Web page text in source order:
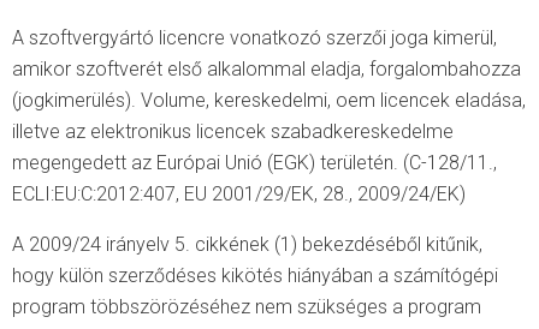
A szoftvergyártó licencre vonatkozó szerzői joga kimerül,
amikor szoftverét első alkalommal eladja, forgalombahozza
(jogkimerülés). Volume, kereskedelmi, oem licencek eladása,
illetve az elektronikus licencek szabadkereskedelme
megengedett az Európai Unió (EGK) területén. (C-128/11.,
ECLI:EU:C:2012:407, EU 2001/29/EK, 28., 2009/24/EK)
A 2009/24 irányelv 5. cikkének (1) bekezdéséből kitűnik,
hogy külön szerződéses kikötés hiányában a számítógépi
program többszörözéséhez nem szükséges a program